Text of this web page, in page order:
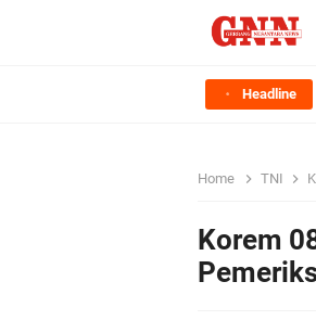
Headline
Home TNI
Korem